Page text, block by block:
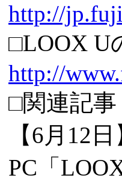
http://
□LOOX U
http://
□関連記事
【6月12
PC「